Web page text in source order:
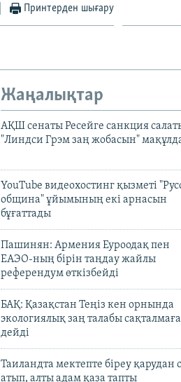
Принтерден шығару
Жаңалықтар
АҚШ сенаты Ресейге санкция
"Линдси Грэм заң жобасын"
YouTube видеохостинг қызметі
община" ұйымының екі арнасын
бұғаттады
Пашинян: Армения Еуроодақ пен
ЕАЭО-ның бірін таңдау жайлы
референдум өткізбейді
БАҚ: Қазақстан Теңіз кен орнында
экологиялық заң талабы
дейді
Таиландта мектепте біреу қарудан
атып, алты адам қаза тапты